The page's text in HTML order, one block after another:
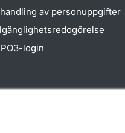
av personuppgifter
login